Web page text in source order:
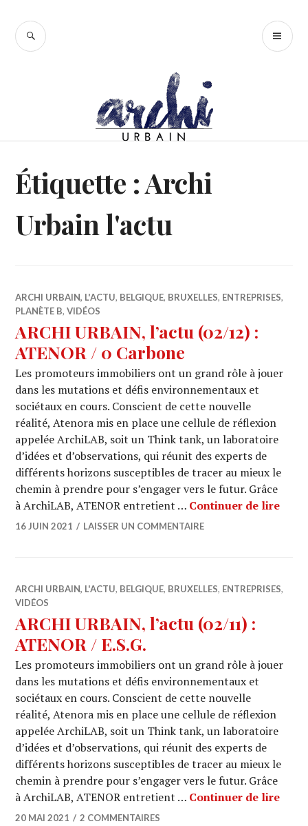
contenu
RECHERCHE
Étiquette :Archi
Urbain l'actu
ARCHI URBAIN, L'ACTU, BELGIQUE, BRUXELLES, ENTREPRISES,
PLANÈTE B,VIDÉOS
ARCHI URBAIN, l’actu (02/12) :
ATENOR / 0 Carbone
Les promoteurs immobiliers ont un grand rôle à jouer
dans les mutations et défis environnementaux et
sociétaux en cours. Conscient de cette nouvelle
réalité, Atenora mis en place une cellule de réflexion
appelée ArchiLAB, soit un Think tank, un laboratoire
d’idées et d’observations, qui réunit des experts de
différents horizons susceptibles de tracer au mieux le
chemin à prendre pour s’engager vers le futur. Grâce
à ArchiLAB, ATENOR entretient … Continuer de lire
16 JUIN 2021 LAISSER UN COMMENTAIRE
ARCHI URBAIN, L'ACTU, BELGIQUE, BRUXELLES, ENTREPRISES,
VIDÉOS
ARCHI URBAIN, l’actu (02/11) :
ATENOR / E.S.G.
Les promoteurs immobiliers ont un grand rôle à jouer
dans les mutations et défis environnementaux et
sociétaux en cours. Conscient de cette nouvelle
réalité, Atenora mis en place une cellule de réflexion
appelée ArchiLAB, soit un Think tank, un laboratoire
d’idées et d’observations, qui réunit des experts de
différents horizons susceptibles de tracer au mieux le
chemin à prendre pour s’engager vers le futur. Grâce
à ArchiLAB, ATENOR entretient … Continuer de lire
20 MAI 2021 2 COMMENTAIRES